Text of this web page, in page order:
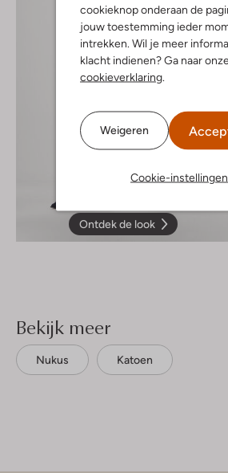
cookieknop onderaan de
jouw toestemming ieder
intrekken. Wil je meer
klacht indienen? Ga naar
cookieverklaring
Weigeren
Cookie-instellingen
Ontdek de look
Bekijk meer
Nukus Katoen